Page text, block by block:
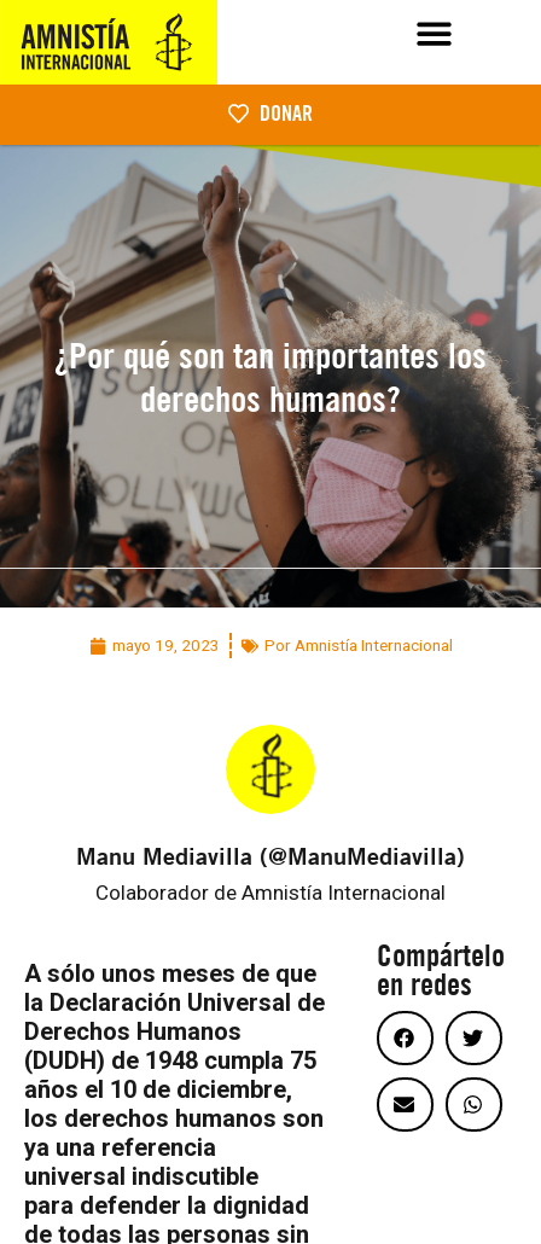
DONAR
¿Por qué son tan importantes los
derechos humanos?
mayo 19, 2023 Por Amnistía Internacional
Manu Mediavilla (@ManuMediavilla)
Colaborador de Amnistía Internacional
A sólo unos meses de que
la Declaración Universal de
Derechos Humanos
(DUDH) de 1948 cumpla 75
años el 10 de diciembre,
los derechos humanos son
ya una referencia
universal indiscutible
para defender la dignidad
de todas las personas sin
Compártelo
en redes